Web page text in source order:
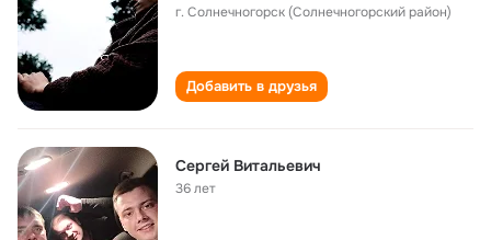
г. Солнечногорск (Солнечногорский район)
Добавить в друзья
Сергей Витальевич
36 лет